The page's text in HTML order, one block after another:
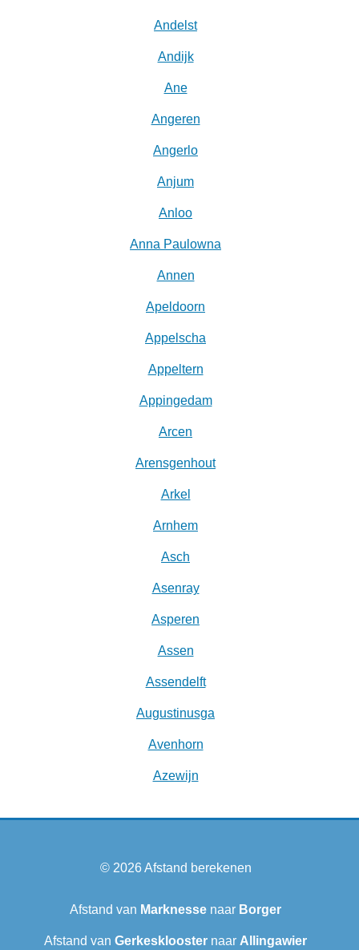
Andelst
Andijk
Ane
Angeren
Angerlo
Anjum
Anloo
Anna Paulowna
Annen
Apeldoorn
Appelscha
Appeltern
Appingedam
Arcen
Arensgenhout
Arkel
Arnhem
Asch
Asenray
Asperen
Assen
Assendelft
Augustinusga
Avenhorn
Azewijn
© 2026Afstand berekenen
Afstand van Marknesse naar Borger
Afstand van Gerkesklooster naar Allingawier